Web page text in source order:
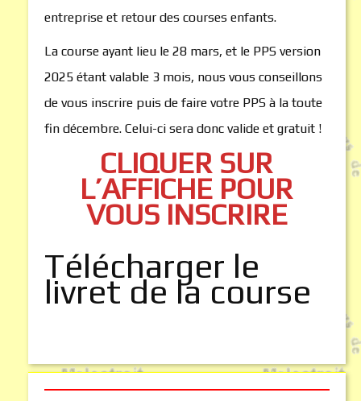
entreprise et retour des courses enfants.
La course ayant lieu le 28 mars, et le PPS version
2025 étant valable 3 mois, nous vous conseillons
de vous inscrire puis de faire votre PPS à la toute
fin décembre. Celui-ci sera donc valide et gratuit !
CLIQUER SUR
L’AFFICHE POUR
VOUS INSCRIRE
Télécharger le
livret de la course